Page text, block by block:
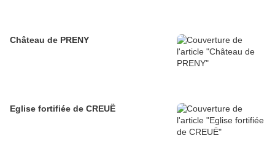
Château de PRENY
Eglise fortifiée de CREUË